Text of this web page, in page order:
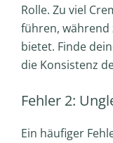
Rolle. Zu viel
führen, während
bietet. Finde
die Konsistenz
Fehler 2:
Ein häufiger